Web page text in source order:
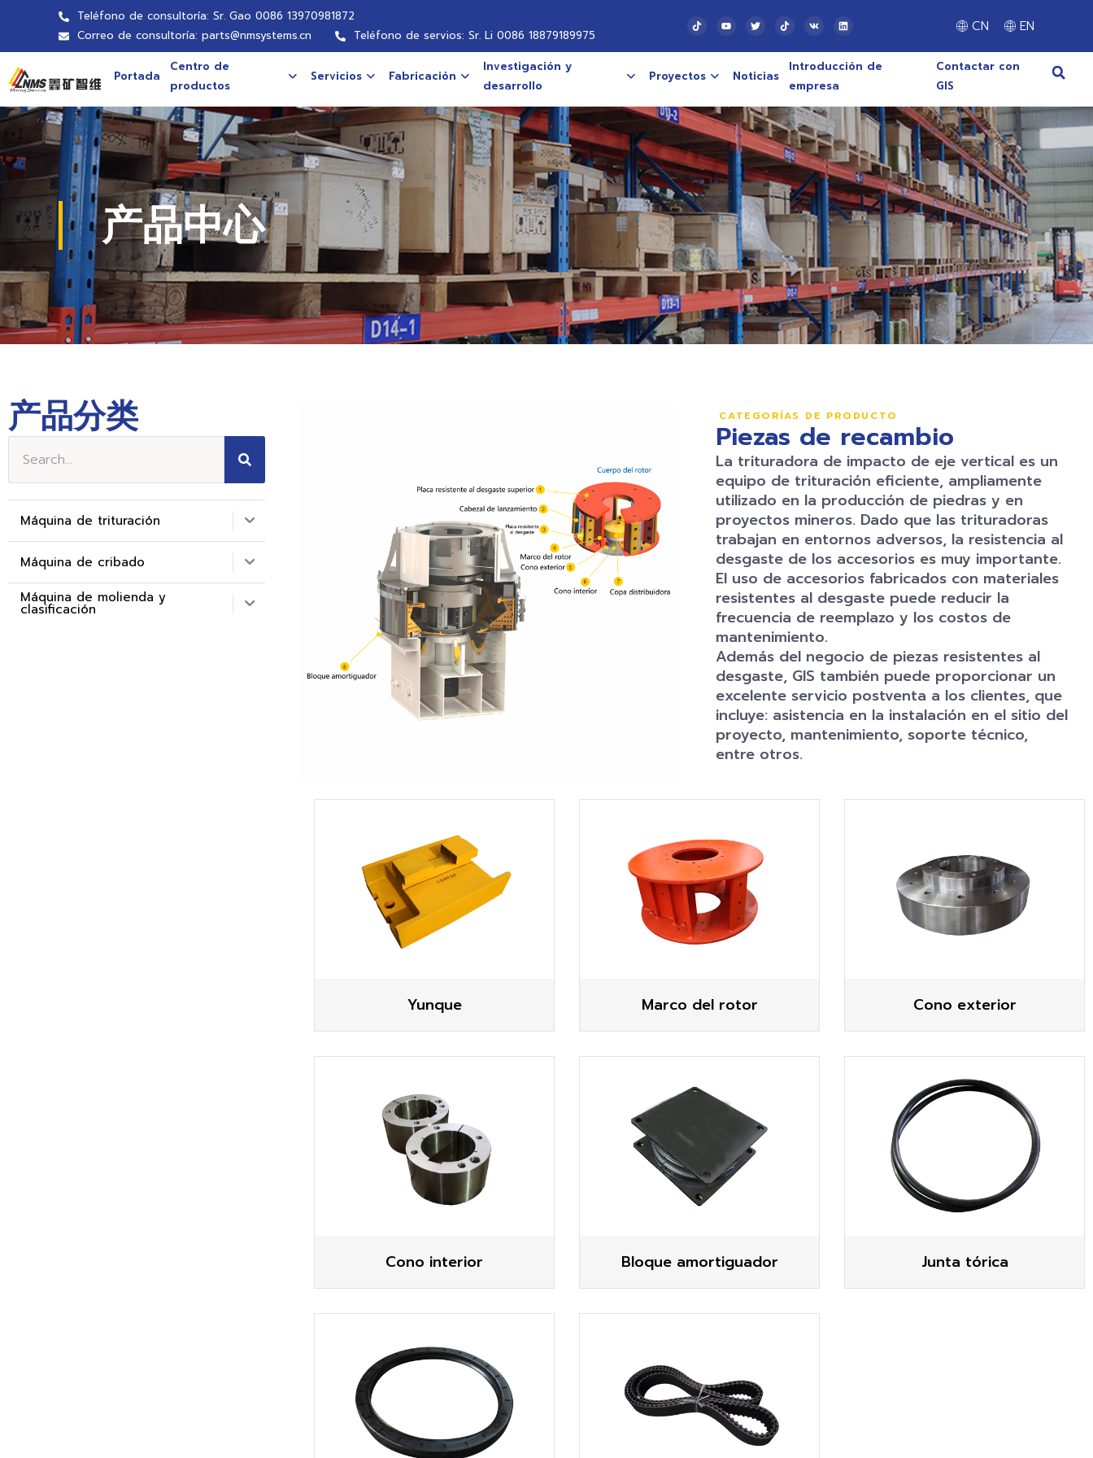
Teléfono de consultoría: Sr. Gao 0086 13970981872
Correo de consultoría: parts@nmsystems.cn
Teléfono de servios: Sr. Li 0086 18879189975
CN EN
Portada
Centro de
productos
Servicios Fabricación
Investigación y
desarrollo
Proyectos Noticias
Introducción de
empresa
Contactar con
GIS
产品中心
产品分类
Máquina de trituración
Máquina de cribado
Máquina de molienda y
clasificación
CATEGORÍAS DE PRODUCTO
Piezas de recambio
La trituradora de impacto de eje vertical es un
equipo de trituración eficiente, ampliamente
utilizado en la producción de piedras y en
proyectos mineros. Dado que las trituradoras
trabajan en entornos adversos, la resistencia al
desgaste de los accesorios es muy importante.
El uso de accesorios fabricados con materiales
resistentes al desgaste puede reducir la
frecuencia de reemplazo y los costos de
mantenimiento.
Además del negocio de piezas resistentes al
desgaste, GIS también puede proporcionar un
excelente servicio postventa a los clientes, que
incluye: asistencia en la instalación en el sitio del
proyecto, mantenimiento, soporte técnico,
entre otros.
Yunque Marco del rotor Cono exterior
Cono interior Bloque amortiguador Junta tórica